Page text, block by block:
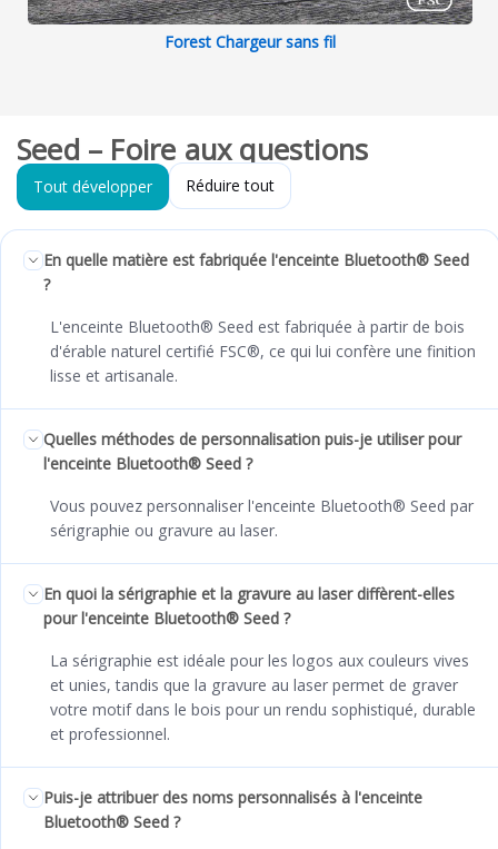
Forest Chargeur sans fil
Seed – Foire aux questions
Tout développer Réduire tout
En quelle matière est fabriquée l'enceinte Bluetooth® Seed
?
L'enceinte Bluetooth® Seed est fabriquée à partir de bois
d'érable naturel certifié FSC®, ce qui lui confère une finition
lisse et artisanale.
Quelles méthodes de personnalisation puis-je utiliser pour
l'enceinte Bluetooth® Seed ?
Vous pouvez personnaliser l'enceinte Bluetooth® Seed par
sérigraphie ou gravure au laser.
En quoi la sérigraphie et la gravure au laser diffèrent-elles
pour l'enceinte Bluetooth® Seed ?
La sérigraphie est idéale pour les logos aux couleurs vives
et unies, tandis que la gravure au laser permet de graver
votre motif dans le bois pour un rendu sophistiqué, durable
et professionnel.
Puis-je attribuer des noms personnalisés à l'enceinte
Bluetooth® Seed ?